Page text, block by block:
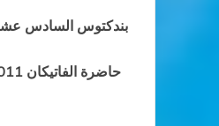
بندكتوس السادس
حاضرة الفاتيكان